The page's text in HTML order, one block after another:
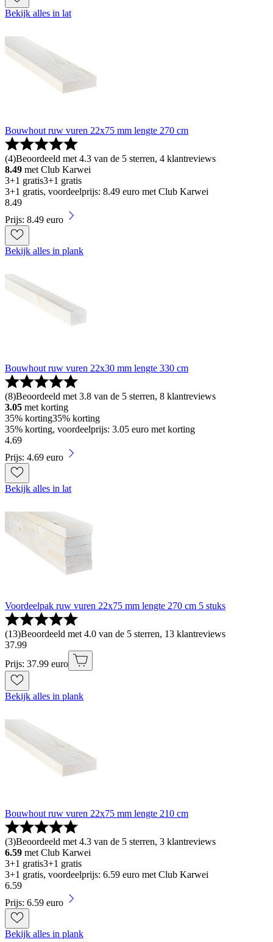
Bekijk alles in lat
Bouwhout ruw vuren 22x75 mm lengte 270 cm
(4)Beoordeeld met 4.3 van de 5 sterren, 4 klantreviews
8.49 met Club Karwei
3+1 gratis3+1 gratis
3+1 gratis, voordeelprijs: 8.49 euro met Club Karwei
8.49
Prijs: 8.49 euro
Bekijk alles in plank
Bouwhout ruw vuren 22x30 mm lengte 330 cm
(8)Beoordeeld met 3.8 van de 5 sterren, 8 klantreviews
3.05 met korting
35% korting35% korting
35% korting, voordeelprijs: 3.05 euro met korting
4.69
Prijs: 4.69 euro
Bekijk alles in lat
Voordeelpak ruw vuren 22x75 mm lengte 270 cm 5 stuks
(13)Beoordeeld met 4.0 van de 5 sterren, 13 klantreviews
37.99
Prijs: 37.99 euro
Bekijk alles in plank
Bouwhout ruw vuren 22x75 mm lengte 210 cm
(3)Beoordeeld met 4.3 van de 5 sterren, 3 klantreviews
6.59 met Club Karwei
3+1 gratis3+1 gratis
3+1 gratis, voordeelprijs: 6.59 euro met Club Karwei
6.59
Prijs: 6.59 euro
Bekijk alles in plank